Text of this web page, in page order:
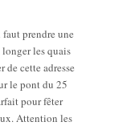
prendre une
les quais
cette adresse
le pont du 25
pour fêter
Attention les